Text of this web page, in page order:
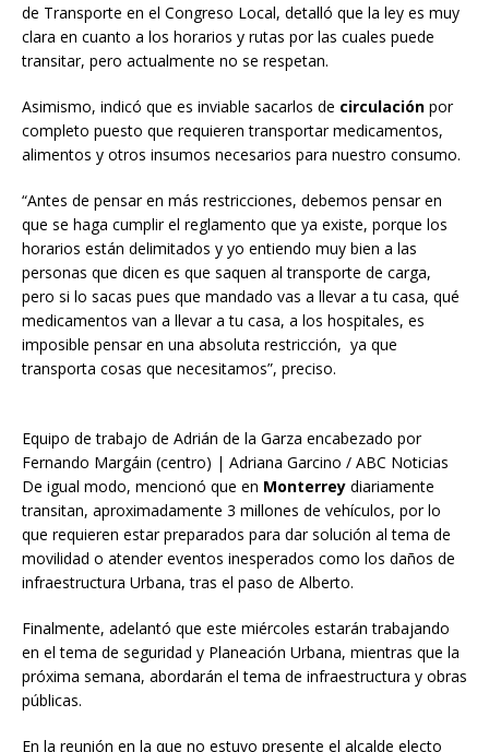
de Transporte en el Congreso Local, detalló que la ley es muy
clara en cuanto a los horarios y rutas por las cuales puede
transitar, pero actualmente no se respetan.
Asimismo, indicó que es inviable sacarlos de circulación por
completo puesto que requieren transportar medicamentos,
alimentos y otros insumos necesarios para nuestro consumo.
“Antes de pensar en más restricciones, debemos pensar en
que se haga cumplir el reglamento que ya existe, porque los
horarios están delimitados y yo entiendo muy bien a las
personas que dicen es que saquen al transporte de carga,
pero si lo sacas pues que mandado vas a llevar a tu casa, qué
medicamentos van a llevar a tu casa, a los hospitales, es
imposible pensar en una absoluta restricción, ya que
transporta cosas que necesitamos”, preciso.
Equipo de trabajo de Adrián de la Garza encabezado por
Fernando Margáin (centro) | Adriana Garcino / ABC Noticias
De igual modo, mencionó que en Monterrey diariamente
transitan, aproximadamente 3 millones de vehículos, por lo
que requieren estar preparados para dar solución al tema de
movilidad o atender eventos inesperados como los daños de
infraestructura Urbana, tras el paso de Alberto.
Finalmente, adelantó que este miércoles estarán trabajando
en el tema de seguridad y Planeación Urbana, mientras que la
próxima semana, abordarán el tema de infraestructura y obras
públicas.
En la reunión en la que no estuvo presente el alcalde electo